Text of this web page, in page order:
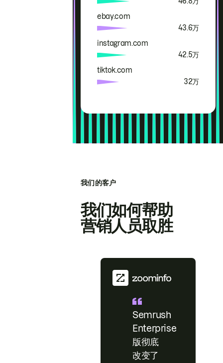
ebay.com
43.6万
instagram.com
42.5万
tiktok.com
32万
我们的客户
我们如何帮助
营销人员取胜
Semrush
Enterprise
版彻底
改变了